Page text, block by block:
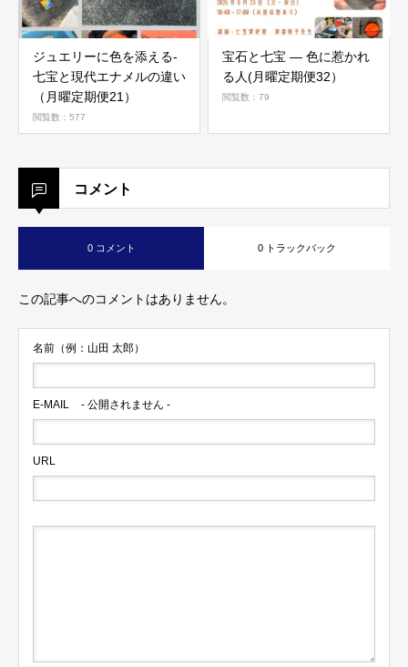
ジュエリーに色を添える-
七宝と現代エナメルの違い
（月曜定期便21）
閲覧数：577
宝石と七宝 ― 色に惹かれ
る人(月曜定期便32）
閲覧数：79
コメント
0 コメント 0 トラックバック
この記事へのコメントはありません。
名前（例：山田 太郎）
E-MAIL - 公開されません -
URL